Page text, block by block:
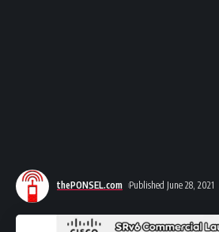
thePONSEL.com Published June 28, 2021